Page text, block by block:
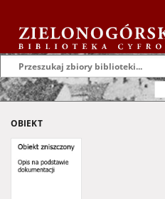
OBIEKT